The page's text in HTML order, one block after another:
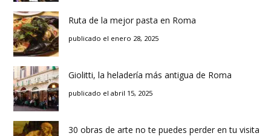
Ruta de la mejor pasta en Roma
publicado el enero 28, 2025
Giolitti, la heladería más antigua de Roma
publicado el abril 15, 2025
30 obras de arte no te puedes perder en tu visita